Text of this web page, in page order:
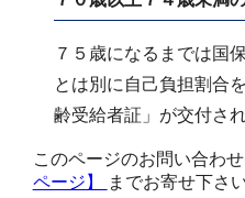
７５歳になるまでは国
とは別に自己負担割合
齢受給者証」が交付され
このページのお問い合わせ
ページ】
までお寄せ下さい